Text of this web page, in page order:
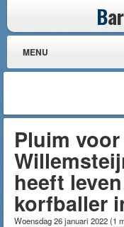
B
MENU
Pluim
heeft
korfballer
Woensdag 26 januari 2022(1